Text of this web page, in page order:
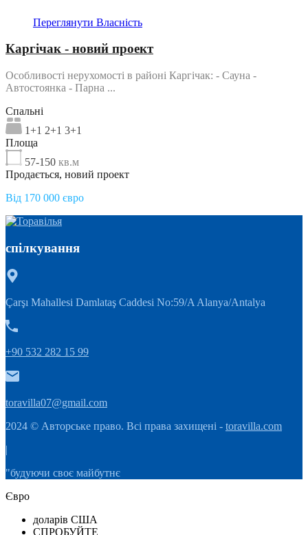
Переглянути Власність
Каргічак - новий проект
Особливості нерухомості в районі Каргічак: - Сауна -
Автостоянка - Парна ...
Спальні
1+1 2+1 3+1
Площа
57-150 кв.м
Продається, новий проект
Від 170 000 євро
спілкування
Çarşı Mahallesi Damlataş Caddesi No:59/A Alanya/Antalya
+90 532 282 15 99
toravilla07@gmail.com
2024 © Авторське право. Всі права захищені - toravilla.com
|
"будуючи своє майбутнє
Євро
доларів США
СПРОБУЙТЕ